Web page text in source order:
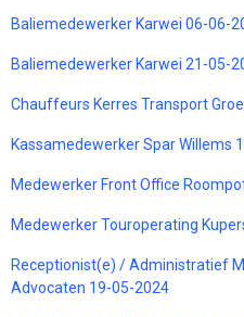
Baliemedewerker Karwei 06-06-
Baliemedewerker Karwei 21-05-
Chauffeurs Kerres Transport
Kassamedewerker Spar Willems
Medewerker Front Office
Medewerker Touroperating
Receptionist(e) / Administratief
Advocaten 19-05-2024